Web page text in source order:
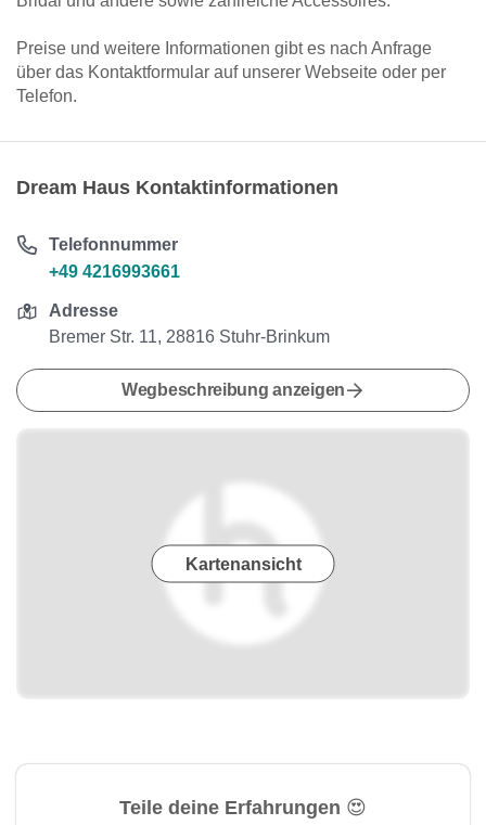
Preise und weitere Informationen gibt es nach Anfrage
über das Kontaktformular auf unserer Webseite oder per
Telefon.
Dream Haus Kontaktinformationen
Telefonnummer
+49 4216993661
Adresse
Bremer Str. 11, 28816 Stuhr-Brinkum
Wegbeschreibung anzeigen
Kartenansicht
Teile deine Erfahrungen 😍